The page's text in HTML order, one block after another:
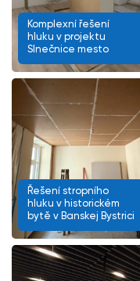
Komplexní řešení
hluku v projektu
Slnečnice mesto
Řešení stropního
hluku v historickém
bytě v Banskej Bystrici